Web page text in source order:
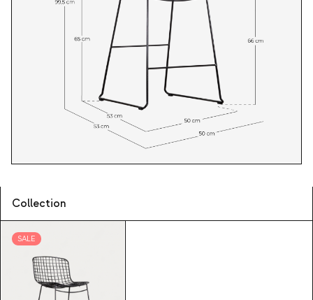
Collection
SALE